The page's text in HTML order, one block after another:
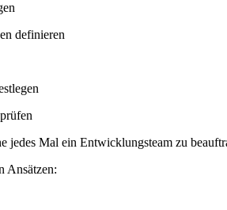
definieren
jedes Mal ein Entwicklungsteam zu
Ansätzen: